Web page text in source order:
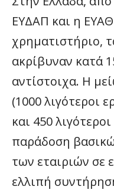
ΕΥΔΑΠ και η
χρηματιστήριο,
ακρίβυναν κατά
αντίστοιχα. Η
(1000 λιγότεροι
και 450
παράδοση
των εταιριών σε
ελλιπή